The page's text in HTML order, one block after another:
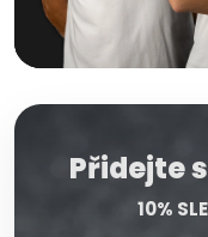
Přidejte
10%